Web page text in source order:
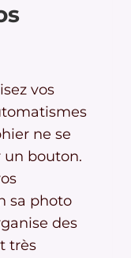
vos
ne se
un bouton.
sa photo
des
très